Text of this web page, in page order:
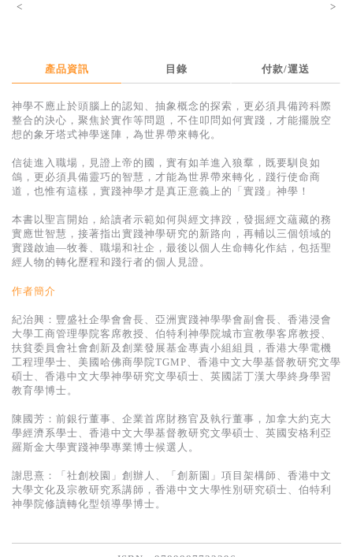
暢銷榜
英文二手書
電子書
< >
產品資訊 目錄 付款/運送
神學不應止於頭腦上的認知、抽象概念的探索，更必須具備跨科際
整合的決心，聚焦於實作等問題，不住叩問如何實踐，才能擺脫空
想的象牙塔式神學迷陣，為世界帶來轉化。
信徒進入職場，見證上帝的國，實有如羊進入狼羣，既要馴良如
鴿，更必須具備靈巧的智慧，才能為世界帶來轉化，踐行使命商
道，也惟有這樣，實踐神學才是真正意義上的「實踐」神學！
本書以聖言開始，給讀者示範如何與經文摔跤，發掘經文蘊藏的務
實應世智慧，接著指出實踐神學研究的新路向，再輔以三個領域的
實踐啟迪—牧養、職場和社企，最後以個人生命轉化作結，包括聖
經人物的轉化歷程和踐行者的個人見證。
作者簡介
紀治興：豐盛社企學會會長、亞洲實踐神學學會副會長、香港浸會
大學工商管理學院客席教授、伯特利神學院城市宣教學客席教授、
扶貧委員會社會創新及創業發展基金專責小組組員，香港大學電機
工程理學士、美國哈佛商學院TGMP、香港中文大學基督教研究文學
碩士、香港中文大學神學研究文學碩士、英國諾丁漢大學終身學習
教育學博士。
陳國芳：前銀行董事、企業首席財務官及執行董事，加拿大約克大
學經濟系學士、香港中文大學基督教研究文學碩士、英國安格利亞
羅斯金大學實踐神學專業博士候選人。
謝思熹：「社創校園」創辦人、「創新園」項目架構師、香港中文
大學文化及宗教研究系講師，香港中文大學性別研究碩士、伯特利
神學院修讀轉化型領導學博士。